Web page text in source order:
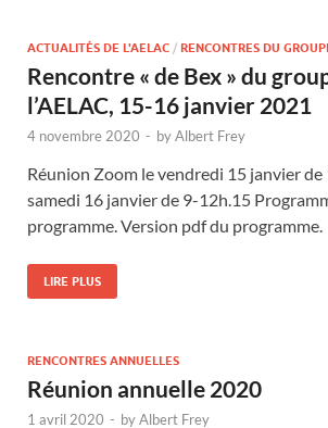
ACTUALITÉS DE L'AELAC / RENCONTRES DU
Rencontre « de Bex » du
l’AELAC, 15-16 janvier 2021
4 novembre 2020 - byAlbert Frey
Réunion Zoom le vendredi 15 janvier
samedi 16 janvier de 9-12h.15
programme. Version pdf du programme.
LIRE PLUS
RENCONTRES ANNUELLES
Réunion annuelle 2020
1 avril 2020 - byAlbert Frey